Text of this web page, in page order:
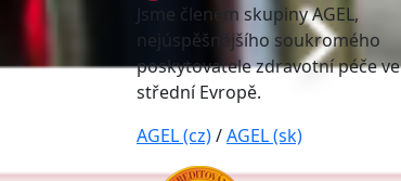
Jsme členem skupiny AGEL,
nejúspěšnějšího soukromého
poskytovatele zdravotní péče ve
střední Evropě.
AGEL (cz)/AGEL (sk)